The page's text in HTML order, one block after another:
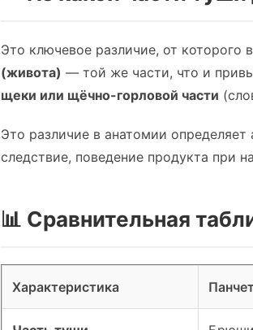
Это ключевое различие, от которого
(живота) — той же части, что и
щеки или щёчно-горловой части
Это различие в анатомии
следствие, поведение продукта при
📊 Сравнительная
Характеристика